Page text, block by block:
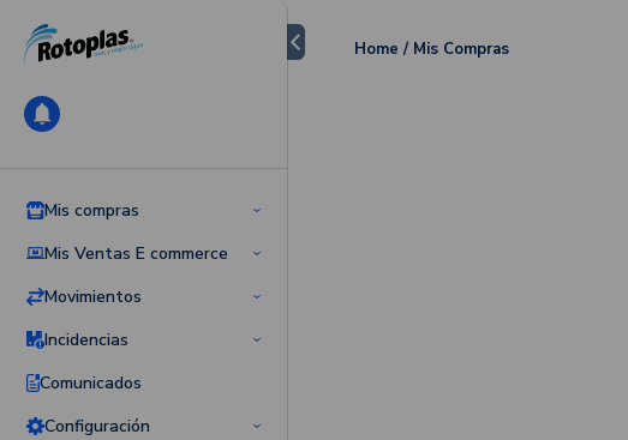
Mis compras
Órdenes
Lista de compras
Seguimiento
Mis Ventas E commerce
Órdenes
Movimientos
Facilidades Rotoplas
Incidencias
Cancelaciones
Comunicados
Configuración
Home / Mis Compras